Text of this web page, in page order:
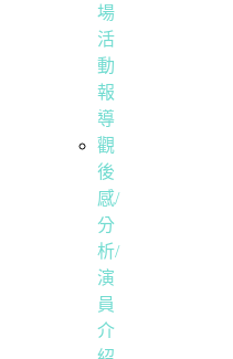
場
活
動
報
導
觀
後
感/
分
析/
演
員
介